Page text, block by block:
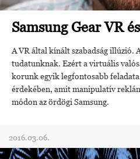
Samsung Gear VR
A VR által kínált szabadság illúzió.
tudatunknak. Ezért a virtuális
korunk egyik legfontosabb
érdekében, amit manipulatív
módon az ördögi Samsung.
2016.03.06.